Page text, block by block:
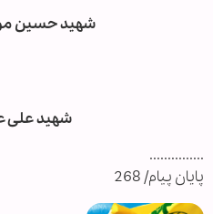
شهید حسین
شهید علی
...............
پایان پیام/ 268